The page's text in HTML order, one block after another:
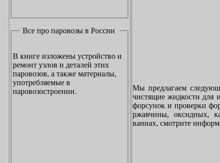
Все про паровозы в России
В книге изложены устройство и
ремонт узлов и деталей этих
паровозов, а также материалы,
употребляемые в
паровозостроении.
Мы предлагаем
чистящие жидкости для
форсунок и проверки
ржавчины, оксидных,
ваннах, смотрите